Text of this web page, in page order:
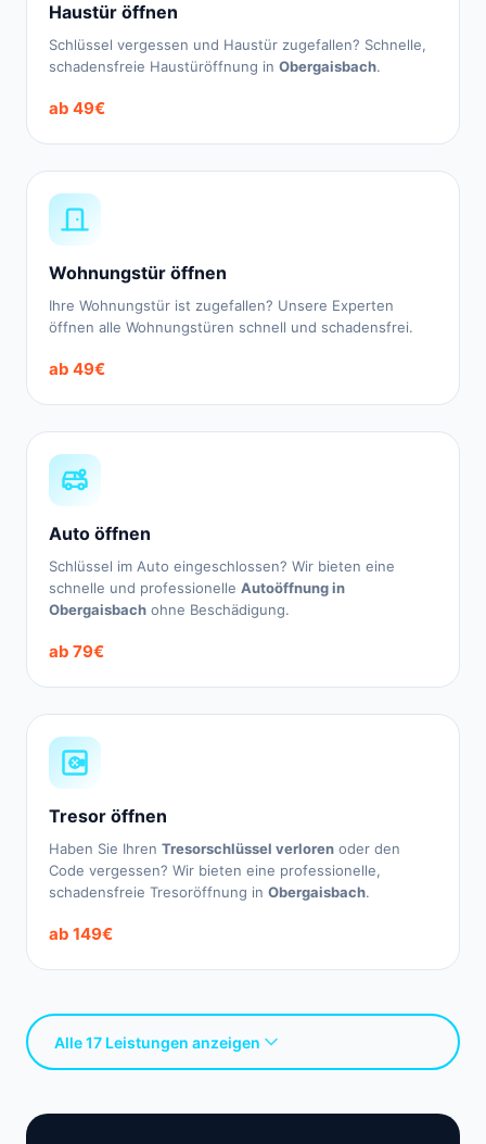
Haustür öffnen
Schlüssel vergessen und Haustür zugefallen? Schnelle,
schadensfreie Haustüröffnung in Obergaisbach.
ab 49€
Wohnungstür öffnen
Ihre Wohnungstür ist zugefallen? Unsere Experten
öffnen alle Wohnungstüren schnell und schadensfrei.
ab 49€
Auto öffnen
Schlüssel im Auto eingeschlossen? Wir bieten eine
schnelle und professionelle Autoöffnung in
Obergaisbach ohne Beschädigung.
ab 79€
Tresor öffnen
Haben Sie Ihren Tresorschlüssel verloren oder den
Code vergessen? Wir bieten eine professionelle,
schadensfreie Tresoröffnung in Obergaisbach.
ab 149€
Alle 17 Leistungen anzeigen